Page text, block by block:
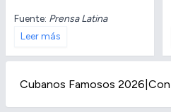
Fuente: Prensa Latina
Leer más
Cubanos Famosos 2026